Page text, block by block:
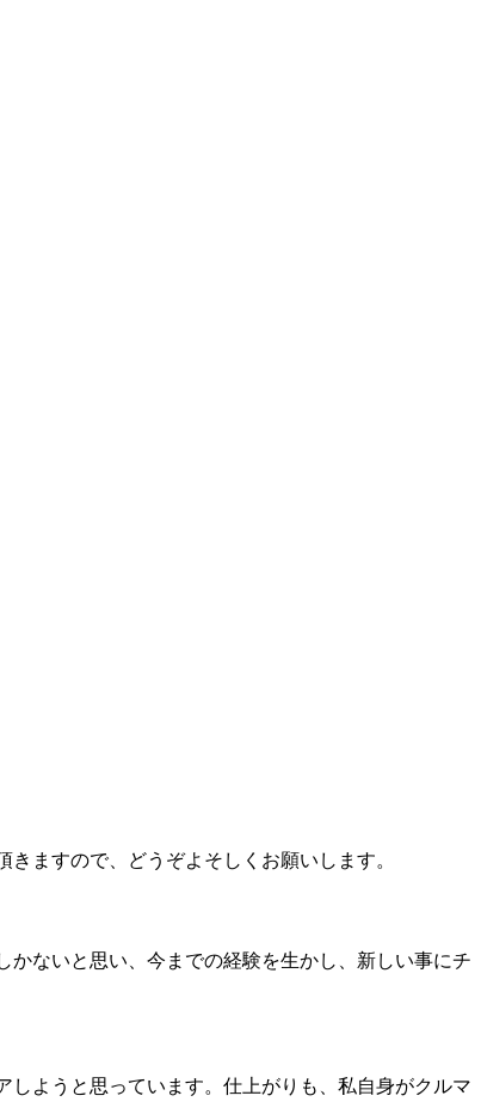
ますので、どうぞよそしくお願いします。
ないと思い、今までの経験を生かし、新しい事にチ
ようと思っています。仕上がりも、私自身がクルマ